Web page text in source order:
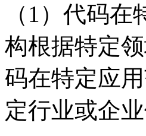
（1）代码
构根据特定
码在特定应
定行业或企业